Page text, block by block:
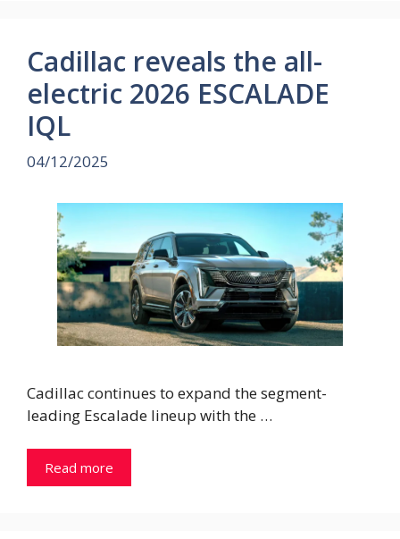
Cadillac reveals the all-
electric 2026 ESCALADE
IQL
04/12/2025
Cadillac continues to expand the segment-
leading Escalade lineup with the …
Read more